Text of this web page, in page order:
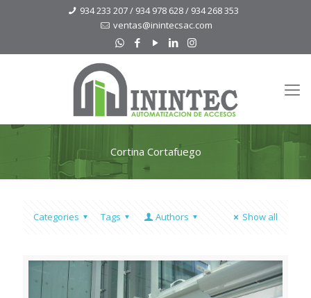
934 233 207 / 934 978 628 / 934 268 353
ventas@inintecsac.com
Cortina Cortafuego
Categories Tags Authors Show all